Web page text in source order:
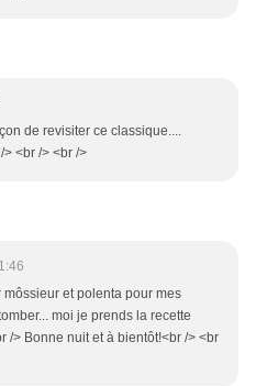
de revisiter ce classique....
<br /> <br />
et polenta pour mes
moi je prends la recette
/> Bonne nuit et à bientôt!<br /> <br